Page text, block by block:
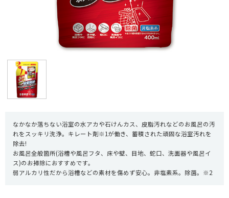
なかなか落ちない浴室の水アカや石けんカス、皮脂汚れなどのお風呂の汚
れをスッキリ洗浄。キレート剤※1が働き、蓄積された頑固な浴室汚れを
除去!
お風呂全般箇所(浴槽や風呂フタ、床や壁、目地、蛇口、洗面器や風呂イ
ス)のお掃除におすすめです。
弱アルカリ性だから浴槽などの素材を傷めず安心。非塩素系。除菌。※2